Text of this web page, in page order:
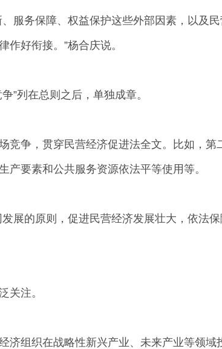
务保障、权益保护这些外部因素，以及
好衔接。”杨合庆说。
列在总则之后，单独成章。
争，贯穿民营经济促进法全文。比如，第
要素和公共服务资源依法平等使用等。
的原则，促进民营经济发展壮大，依法
关注。
组织在战略性新兴产业、未来产业等领域